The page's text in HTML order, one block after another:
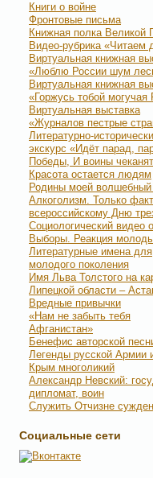
Книги о войне
Фронтовые письма
Книжная полка Великой
Видео-рубрика «Читаем
Виртуальная книжная
«Люблю России шум
Виртуальная книжная
«Горжусь тобой могучая
Виртуальная выставка
«Журналов пестрые
Литературно-
экскурс «Идёт парад,
Победы, И воины
Красота остается людям
Родины моей волшебный
Алкоголизм. Только
всероссийскому Дню
Социологический видео
Выборы. Реакция
Литературные имена для
молодого поколения
Имя Льва Толстого на
Липецкой области –
Вредные привычки
«Нам не забыть тебя
Афганистан»
Бенефис авторской
Легенды русской Армии
Крым многоликий
Александр Невский:
дипломат, воин
Служить Отчизне
Социальные сети